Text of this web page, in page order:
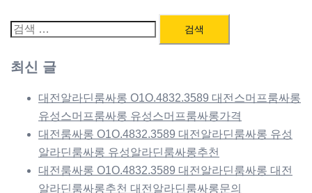
검
최신 글
대전알라딘룸싸롱 O1O.4832.3589 대전스머프룸싸롱
유성스머프룸싸롱 유성스머프룸싸롱가격
대전룸싸롱 O1O.4832.3589 대전알라딘룸싸롱 유성
알라딘룸싸롱 유성알라딘룸싸롱추천
대전룸싸롱 O1O.4832.3589 대전알라딘룸싸롱 대전
알라딘룸싸롱추천 대전알라딘룸싸롱문의